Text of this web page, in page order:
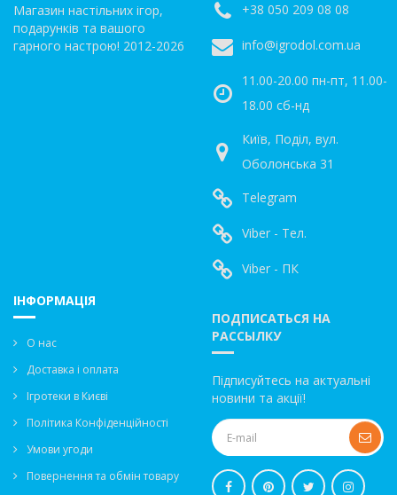
Магазин настільних ігор,
подарунків та вашого
гарного настрою! 2012-2026
+38 050 209 08 08
info@igrodol.com.ua
11.00-20.00 пн-пт, 11.00-
18.00 сб-нд
Київ, Поділ, вул.
Оболонська 31
Telegram
Viber - Тел.
Viber - ПК
ІНФОРМАЦІЯ
О нас
Доставка і оплата
Ігротеки в Києві
Політика Конфіденційності
Умови угоди
Повернення та обмін товару
ПОДПИСАТЬСЯ НА
РАССЫЛКУ
Підписуйтесь на актуальні
новини та акції!